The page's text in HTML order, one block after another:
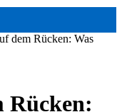
dem Rücken: Was
Rücken: